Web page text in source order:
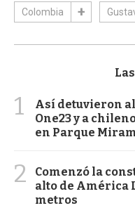
Colombia
1
Así detuvieron
One23 y a
en Parque
2
Comenzó la
alto de América
metros